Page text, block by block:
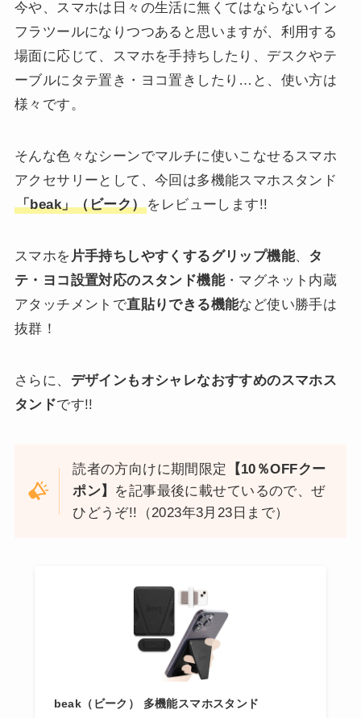
今や、スマホは日々の生活に無くてはならないイン
フラツールになりつつあると思いますが、利用する
場面に応じて、スマホを手持ちしたり、デスクやテ
ーブルにタテ置き・ヨコ置きしたり…と、使い方は
様々です。
そんな色々なシーンでマルチに使いこなせるスマホ
アクセサリーとして、今回は多機能スマホスタンド
「beak」（ビーク）をレビューします!!
スマホを 片手持ちしやすくするグリップ機能、 タ
テ・ヨコ設置対応のスタンド機能・マグネット内蔵
アタッチメントで直貼りできる機能など使い勝手は
抜群！
さらに、 デザインもオシャレなおすすめのスマホス
タンドです!!
読者の方向けに期間限定
【10％OFFクー
ポン】 を記事最後に載せているので、ぜ
ひどうぞ!!（2023年3月23日まで）
beak（ビーク） 多機能スマホスタンド